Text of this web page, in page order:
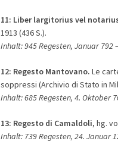
11: Liber largitorius vel
1913 (436 S.).
Inhalt: 945 Regesten, Januar 792
12: Regesto Mantovano. Le
soppressi (Archivio di Stato in
Inhalt: 685 Regesten, 4. Oktober
13: Regesto di Camaldoli, hg.
Inhalt: 739 Regesten, 24. Januar